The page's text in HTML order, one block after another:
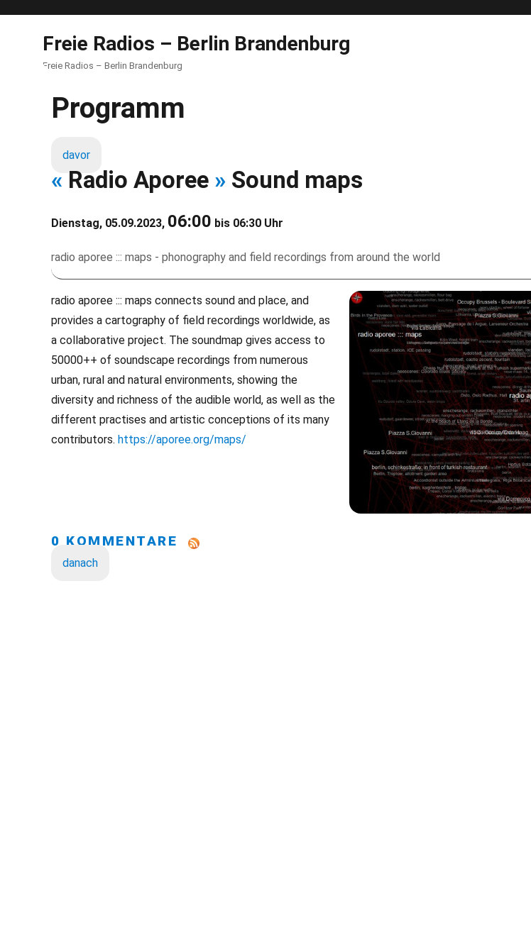
Freie Radios – Berlin Brandenburg
Freie Radios – Berlin Brandenburg
Programm
davor
« Radio Aporee » Sound maps
Dienstag, 05.09.2023, 06:00 bis 06:30 Uhr
radio aporee ::: maps - phonography and field recordings from around the world
radio aporee ::: maps connects sound and place, and
provides a cartography of field recordings worldwide, as
a collaborative project. The soundmap gives access to
50000++ of soundscape recordings from numerous
urban, rural and natural environments, showing the
diversity and richness of the audible world, as well as the
different practises and artistic conceptions of its many
contributors. https://aporee.org/maps/
0 KOMMENTARE
danach